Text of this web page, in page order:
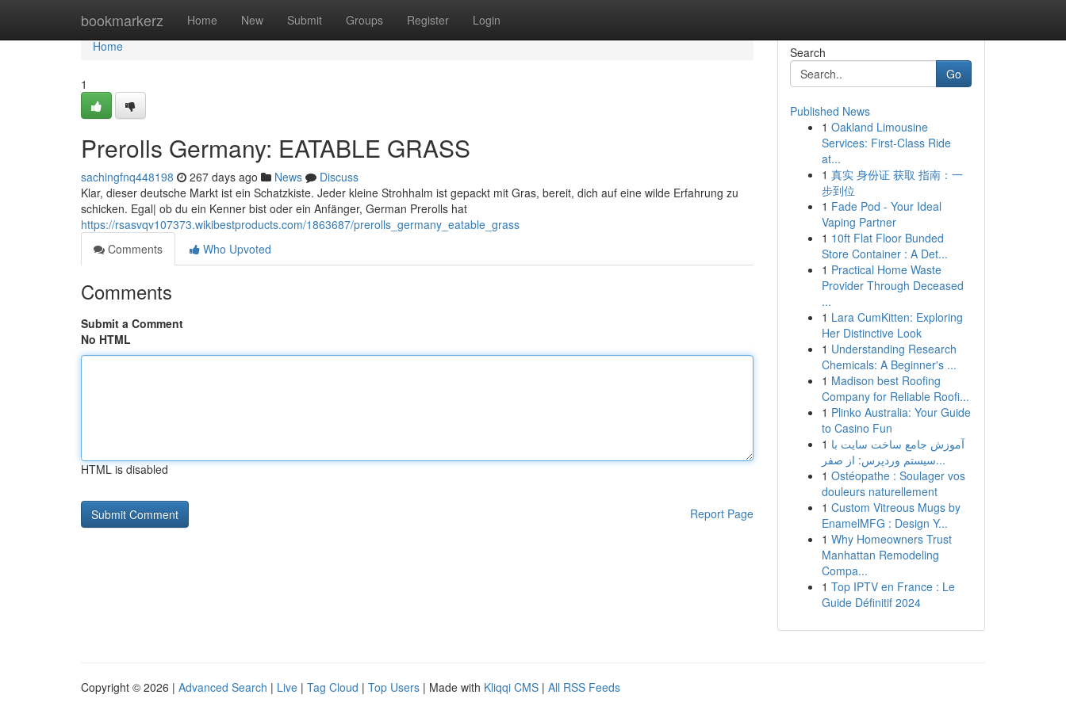
bookmarkerz Home New Submit Groups Register Login
Home
Home
1
Prerolls Germany: EATABLE GRASS
sachingfnq448198 267 days ago News
Discuss
Klar, dieser deutsche Markt ist ein Schatzkiste. Jeder kleine Strohhalm ist gepackt mit Gras, bereit, dich auf eine wilde Erfahrung zu
schicken. Egal| ob du ein Kenner bist oder ein Anfänger, German Prerolls hat
https://rsasvqv107373.wikibestproducts.com/1863687/prerolls_germany_eatable_grass
Comments
Who Upvoted
Comments
Submit a Comment
No HTML
HTML is disabled
Report Page
Search
Go
Published News
1 Oakland Limousine
Services: First-Class Ride
at...
1 真实 身份证 获取 指南：一
步到位
1 Fade Pod - Your Ideal
Vaping Partner
1 10ft Flat Floor Bunded
Store Container : A Det...
1 Practical Home Waste
Provider Through Deceased
...
1 Lara CumKitten: Exploring
Her Distinctive Look
1 Understanding Research
Chemicals: A Beginner's ...
1 Madison best Roofing
Company for Reliable Roofi...
1 Plinko Australia: Your Guide
to Casino Fun
1 آموزش جامع ساخت سایت با
سیستم وردپرس: از صفر...
1 Ostéopathe : Soulager vos
douleurs naturellement
1 Custom Vitreous Mugs by
EnamelMFG : Design Y...
1 Why Homeowners Trust
Manhattan Remodeling
Compa...
1 Top IPTV en France : Le
Guide Définitif 2024
Copyright © 2026 | Advanced Search | Live | Tag Cloud | Top Users | Made with Kliqqi CMS | All RSS Feeds